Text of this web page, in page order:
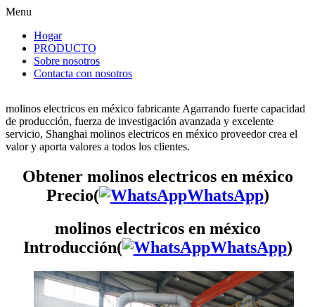
Menu
Hogar
PRODUCTO
Sobre nosotros
Contacta con nosotros
molinos electricos en méxico fabricante Agarrando fuerte capacidad
de producción, fuerza de investigación avanzada y excelente
servicio, Shanghai molinos electricos en méxico proveedor crea el
valor y aporta valores a todos los clientes.
Obtener molinos electricos en méxico
Precio(
WhatsApp)
molinos electricos en méxico
Introducción(
WhatsApp)